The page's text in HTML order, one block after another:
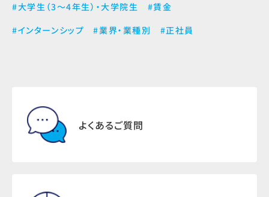
#大学生（3～4年生）・大学院生
#賃金
#インターンシップ
#業界・業種別 #正社員
よくあるご質問